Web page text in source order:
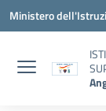
Vai ai contenuti
Vai al menu di
Vai al footer
Ministero